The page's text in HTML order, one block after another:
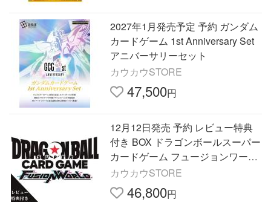
2027年1月発売予定 予約 ガンダム
カードゲーム 1st Anniversary Set
アニバーサリーセット
カウカウSTORE
47,500円
12月12日発売 予約 レビュー特典
付き BOX ドラゴンボールスーパー
カードゲーム フュージョンワール
ド ブースターパック REACH THE
GOD FB12
カウカウSTORE
46,800円